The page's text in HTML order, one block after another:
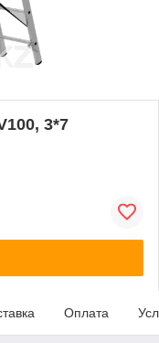
3*7
Оплата